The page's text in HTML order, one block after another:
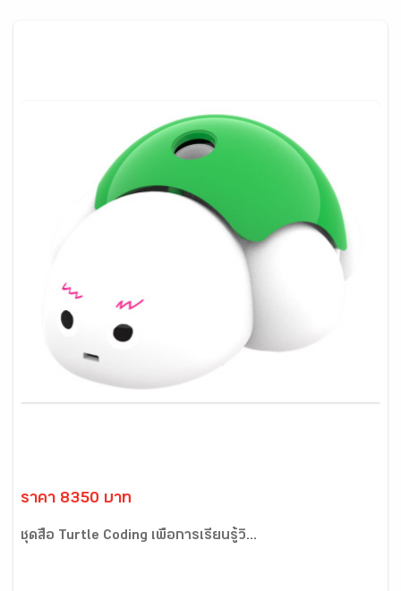
ราคา 8350 บาท
ชุดสื่อ Turtle Coding เพื่อการเรียนรู้วิ...